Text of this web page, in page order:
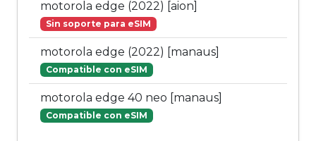
motorola edge (2022) [aion]
Sin soporte para eSIM
motorola edge (2022) [manaus]
Compatible con eSIM
motorola edge 40 neo [manaus]
Compatible con eSIM